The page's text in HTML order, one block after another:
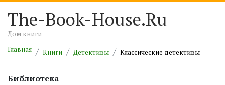
The-Book-House.Ru
Дом книги
Главная
Книги Детективы Классические детективы
Библиотека